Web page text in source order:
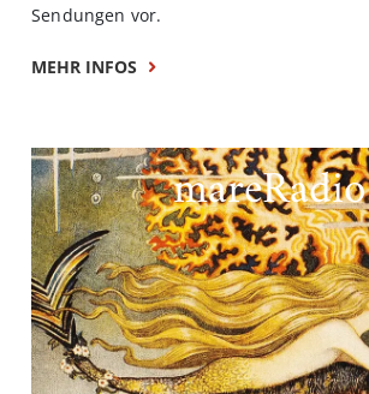
Sendungen vor.
MEHR INFOS
mareRadio